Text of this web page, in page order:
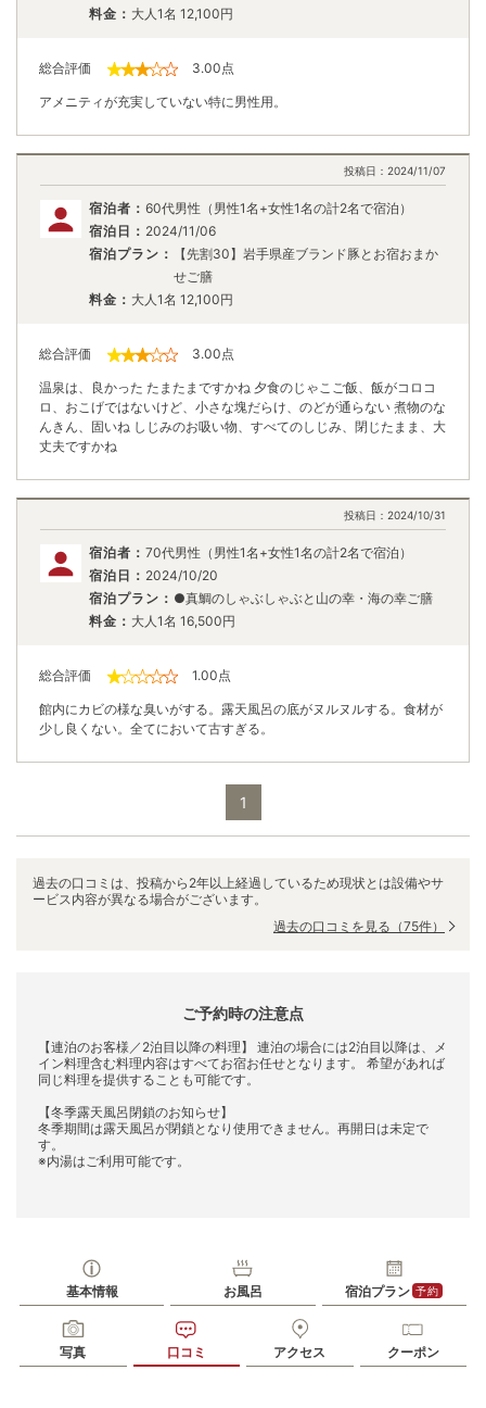
料金： 大人1名 12,100円
総合評価 3.00点
アメニティが充実していない特に男性用。
投稿日： 2024/11/07
宿泊者： 60代男性（男性1名+女性1名の計2名で宿泊）
宿泊日： 2024/11/06
宿泊プラン：
【先割30】岩手県産ブランド豚とお宿おまか
せご膳
料金： 大人1名 12,100円
総合評価 3.00点
温泉は、良かった たまたまですかね 夕食のじゃこご飯、飯がコロコ
ロ、おこげではないけど、小さな塊だらけ、のどが通らない 煮物のな
んきん、固いね しじみのお吸い物、すべてのしじみ、閉じたまま、大
丈夫ですかね
投稿日： 2024/10/31
宿泊者： 70代男性（男性1名+女性1名の計2名で宿泊）
宿泊日： 2024/10/20
宿泊プラン： ●真鯛のしゃぶしゃぶと山の幸・海の幸ご膳
料金： 大人1名 16,500円
総合評価 1.00点
館内にカビの様な臭いがする。露天風呂の底がヌルヌルする。食材が
少し良くない。全てにおいて古すぎる。
1
過去の口コミは、投稿から2年以上経過しているため現状とは設備やサ
ービス内容が異なる場合がございます。
過去の口コミを見る （75件）
ご予約時の注意点
【連泊のお客様／2泊目以降の料理】 連泊の場合には2泊目以降は、メ
イン料理含む料理内容はすべてお宿お任せとなります。 希望があれば
同じ料理を提供することも可能です。
【冬季露天風呂閉鎖のお知らせ】
冬季期間は露天風呂が閉鎖となり使用できません。再開日は未定で
す。
※内湯はご利用可能です。
基本情報 お風呂 宿泊プラン 予約
写真 口コミ アクセス クーポン